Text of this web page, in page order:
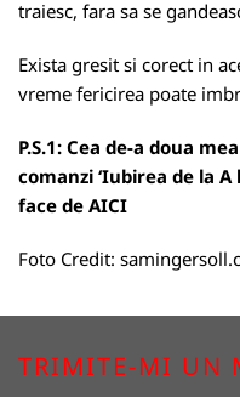
traiesc, fara sa se
Exista gresit si corect in
vreme fericirea poate
P.S.1: Cea de-a doua
comanzi ‘Iubirea de la
face de AICI
Foto Credit:
TRIMITE-MI UN